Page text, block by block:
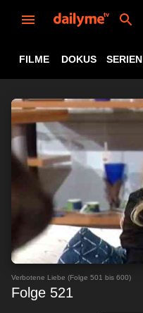
FILME DOKUS SERIEN
Verbotene Liebe (Folge 501 bis 600)
Folge 521